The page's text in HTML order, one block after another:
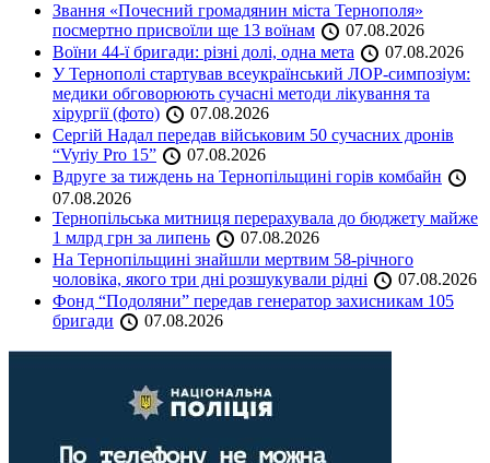
Звання «Почесний громадянин міста Тернополя»
посмертно присвоїли ще 13 воїнам
07.08.2026
Воїни 44-ї бригади: різні долі, одна мета
07.08.2026
У Тернополі стартував всеукраїнський ЛОР-симпозіум:
медики обговорюють сучасні методи лікування та
хірургії (фото)
07.08.2026
Сергій Надал передав військовим 50 сучасних дронів
“Vyriy Pro 15”
07.08.2026
Вдруге за тиждень на Тернопільщині горів комбайн
07.08.2026
Тернопільська митниця перерахувала до бюджету майже
1 млрд грн за липень
07.08.2026
На Тернопільщині знайшли мертвим 58-річного
чоловіка, якого три дні розшукували рідні
07.08.2026
Фонд “Подоляни” передав генератор захисникам 105
бригади
07.08.2026